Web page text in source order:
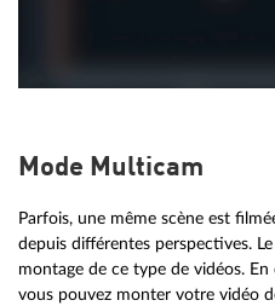
Mode Multicam
Parfois, une même scène est
depuis différentes perspectives.
montage de ce type de vidéos.
vous pouvez monter votre vidéo